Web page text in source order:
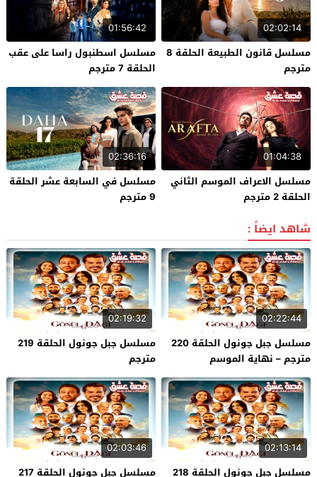
02:02:14
مسلسل قانون الطبيعة الحلقة 8
مترجم
01:56:42
مسلسل اسطنبول راسا على عقب
الحلقة 7 مترجم
01:04:38
مسلسل الاعراف الموسم الثاني
الحلقة 2 مترجم
02:36:16
مسلسل في السابعة عشر الحلقة
9 مترجم
شاهد ايضاً :
02:22:44
مسلسل جبل جونول الحلقة 220
مترجم – نهاية الموسم
02:19:32
مسلسل جبل جونول الحلقة 219
مترجم
02:13:14
مسلسل جبل جونول الحلقة 218
02:03:46
مسلسل جبل جونول الحلقة 217